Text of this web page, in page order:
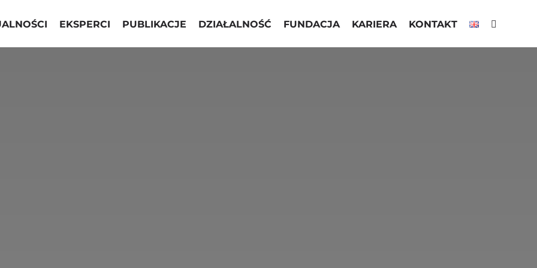
EKSPERCI PUBLIKACJE DZIAŁALNOŚĆ FUNDACJA KARIERA KONTAKT